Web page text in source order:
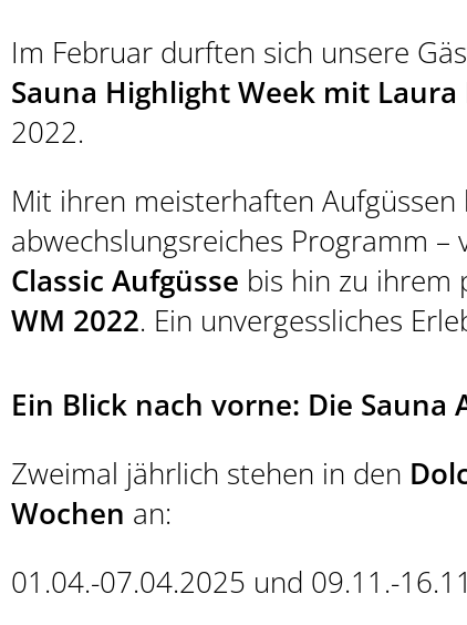
LAST MINUTE
VIDEOS
Im Februar durften sich unsere
Sauna Highlight Week mit Laura
2022.
Mit ihren meisterhaften
abwechslungsreiches Programm –
Classic Aufgüsse bis hin zu ihrem
WM 2022. Ein unvergessliches
Ein Blick nach vorne: Die Sauna
Zweimal jährlich stehen in den
Wochen an:
01.04.-07.04.2025 und 09.11.-